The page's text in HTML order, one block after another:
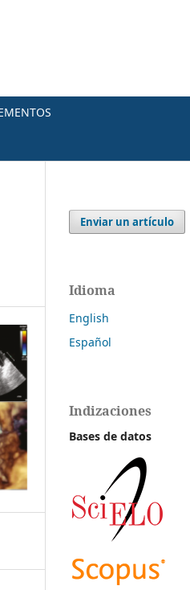
Enviar un artículo
Idioma
English
Español
Indizaciones
Bases de datos